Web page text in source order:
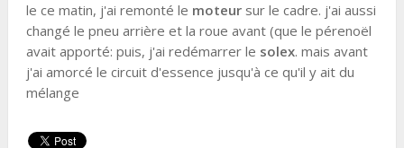
le ce matin, j'ai remonté le moteursur le cadre. j'ai aussi
changé le pneu arrière et la roue avant (que le pérenoël
avait apporté: puis, j'ai redémarrer le solex. mais avant
j'ai amorcé le circuit d'essence jusqu'à ce qu'il y ait du
mélange